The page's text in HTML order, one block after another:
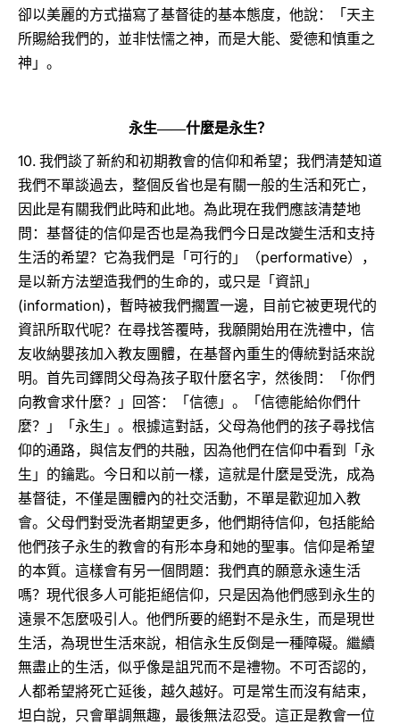
卻以美麗的方式描寫了基督徒的基本態度，他說：「天主
所賜給我們的，並非怯懦之神，而是大能、愛德和慎重之
神」。
永生――什麼是永生？
10. 我們談了新約和初期教會的信仰和希望；我們清楚知道
我們不單談過去，整個反省也是有關一般的生活和死亡，
因此是有關我們此時和此地。為此現在我們應該清楚地
問：基督徒的信仰是否也是為我們今日是改變生活和支持
生活的希望？它為我們是「可行的」（performative），
是以新方法塑造我們的生命的，或只是「資訊」
(information) ，暫時被我們擱置一邊，目前它被更現代的
資訊所取代呢？在尋找答覆時，我願開始用在洗禮中，信
友收納嬰孩加入教友團體，在基督內重生的傳統對話來說
明。首先司鐸問父母為孩子取什麼名字，然後問：「你們
向教會求什麼？」回答：「信德」。「信德能給你們什
麼？」「永生」。根據這對話，父母為他們的孩子尋找信
仰的通路，與信友們的共融，因為他們在信仰中看到「永
生」的鑰匙。今日和以前一樣，這就是什麼是受洗，成為
基督徒，不僅是團體內的社交活動，不單是歡迎加入教
會。父母們對受洗者期望更多，他們期待信仰，包括能給
他們孩子永生的教會的有形本身和她的聖事。信仰是希望
的本質。這樣會有另一個問題：我們真的願意永遠生活
嗎？現代很多人可能拒絕信仰，只是因為他們感到永生的
遠景不怎麼吸引人。他們所要的絕對不是永生，而是現世
生活，為現世生活來說，相信永生反倒是一種障礙。繼續
無盡止的生活，似乎像是詛咒而不是禮物。不可否認的，
人都希望將死亡延後，越久越好。可是常生而沒有結束，
坦白說，只會單調無趣，最後無法忍受。這正是教會一位